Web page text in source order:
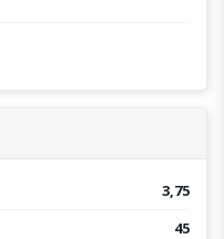
3,75
45